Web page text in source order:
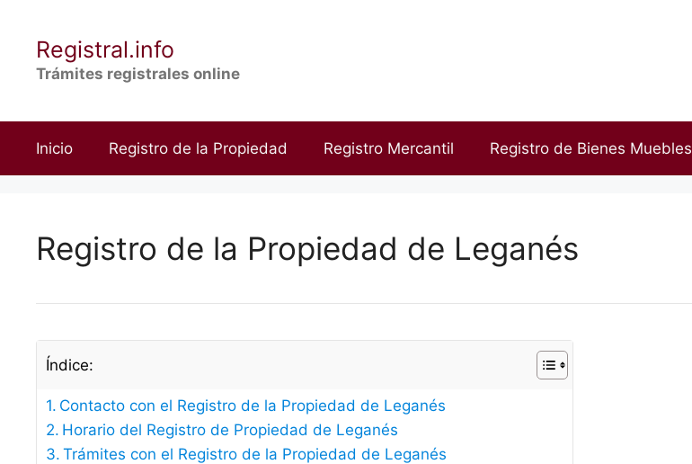
contenidoRegistral.info
Trámites registrales online
Inicio Registro de la Propiedad Registro Mercantil Registro de Bienes Muebles
Registro de la Propiedad de Leganés
Índice:
Contacto con el Registro de la Propiedad de Leganés
Horario del Registro de Propiedad de Leganés
Trámites con el Registro de la Propiedad de Leganés